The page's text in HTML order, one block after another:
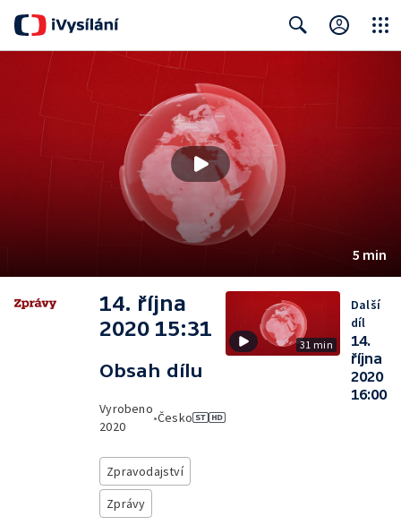
5 min
14. října
2020 15:31
Obsah dílu
Vyrobeno
2020
•Česko
Zpravodajství
Zprávy
31 min
Další
díl
14.
října
2020
16:00